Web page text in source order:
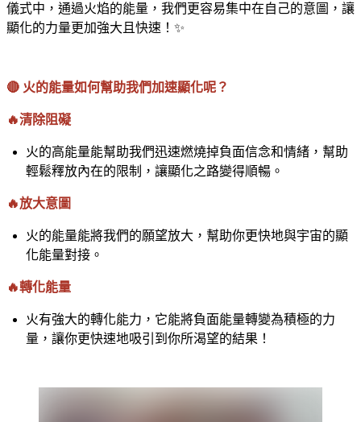
儀式中，通過火焰的能量，我們更容易集中在自己的意圖，讓
顯化的力量更加強大且快速！✨
🔴 火的能量如何幫助我們加速顯化呢？
🔥清除阻礙
火的高能量能幫助我們迅速燃燒掉負面信念和情緒，幫助
輕鬆釋放內在的限制，讓顯化之路變得順暢。
🔥放大意圖
火的能量能將我們的願望放大，幫助你更快地與宇宙的顯
化能量對接。
🔥轉化能量
火有強大的轉化能力，它能將負面能量轉變為積極的力
量，讓你更快速地吸引到你所渴望的結果！